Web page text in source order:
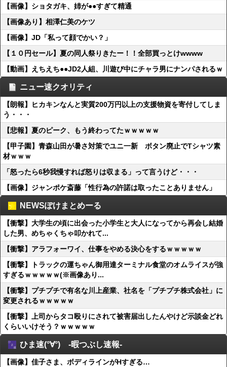
【画像】ショタガキ、姉が●●すぎて精通
【画像あり】相澤仁美のケツ
【画像】JD「私って顔でかい？」
【１０円セール】夏の同人祭りきたー！！全部買っとけwwww
【動画】えちえち●●JD2人組、川遊び中にチャラ男にナンパされるｗ
ニュー速クオリティ
【朗報】ヒカキンなんと実質200万円以上の支援物資を寄付してしま
う・・・
【悲報】夏のピーク、もう終わってたｗｗｗｗｗ
【甲子園】青森山田が暑さ対策でユニ一新 ボタン廃止でTシャツ素
材ｗｗｗ
「怒ったら6秒我慢すれば怒りは収まる」って言うけど・・・
【画像】ジャンポケ斎藤「性行為の許諾は取ったことありません」
NEWSぽけまとめーる
【衝撃】大学生の頃に出会った小学生と大人になってから再会し結婚
した男、めちゃくちゃ叩かれて...
【衝撃】アラフォーワイ、仕事をやめる決心をするｗｗｗｗｗ
【衝撃】トラックの運ちゃん御用達ターミナル食堂のオムライスが強
すぎるｗｗｗｗｗ(※画像あり...
【衝撃】プチプチで有名な川上産業、社名を「プチプチ株式会社」に
変更されるｗｗｗｗｗ
【衝撃】上司からタコ殴りにされて被害届出したんやけど示談金どれ
くらいいけそう？ｗｗｗｗｗ
ひま速(°∀°) -暇つぶし速報-
【画像】佳子さま、ボディラインがHすぎる…